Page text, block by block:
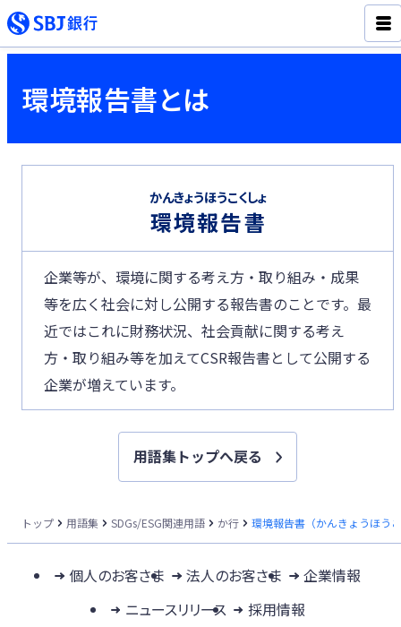
環境報告書とは
環境報告書
かんきょうほうこくしょ
企業等が、環境に関する考え方・取り組み・成果
等を広く社会に対し公開する報告書のことです。最
近ではこれに財務状況、社会貢献に関する考え
方・取り組み等を加えてCSR報告書として公開する
企業が増えています。
用語集トップへ戻る
トップ 用語集 SDGs/ESG関連用語 か行 環境報告書（かんきょうほう
個人のお客さま 法人のお客さま
企業情報
ニュースリリース
採用情報